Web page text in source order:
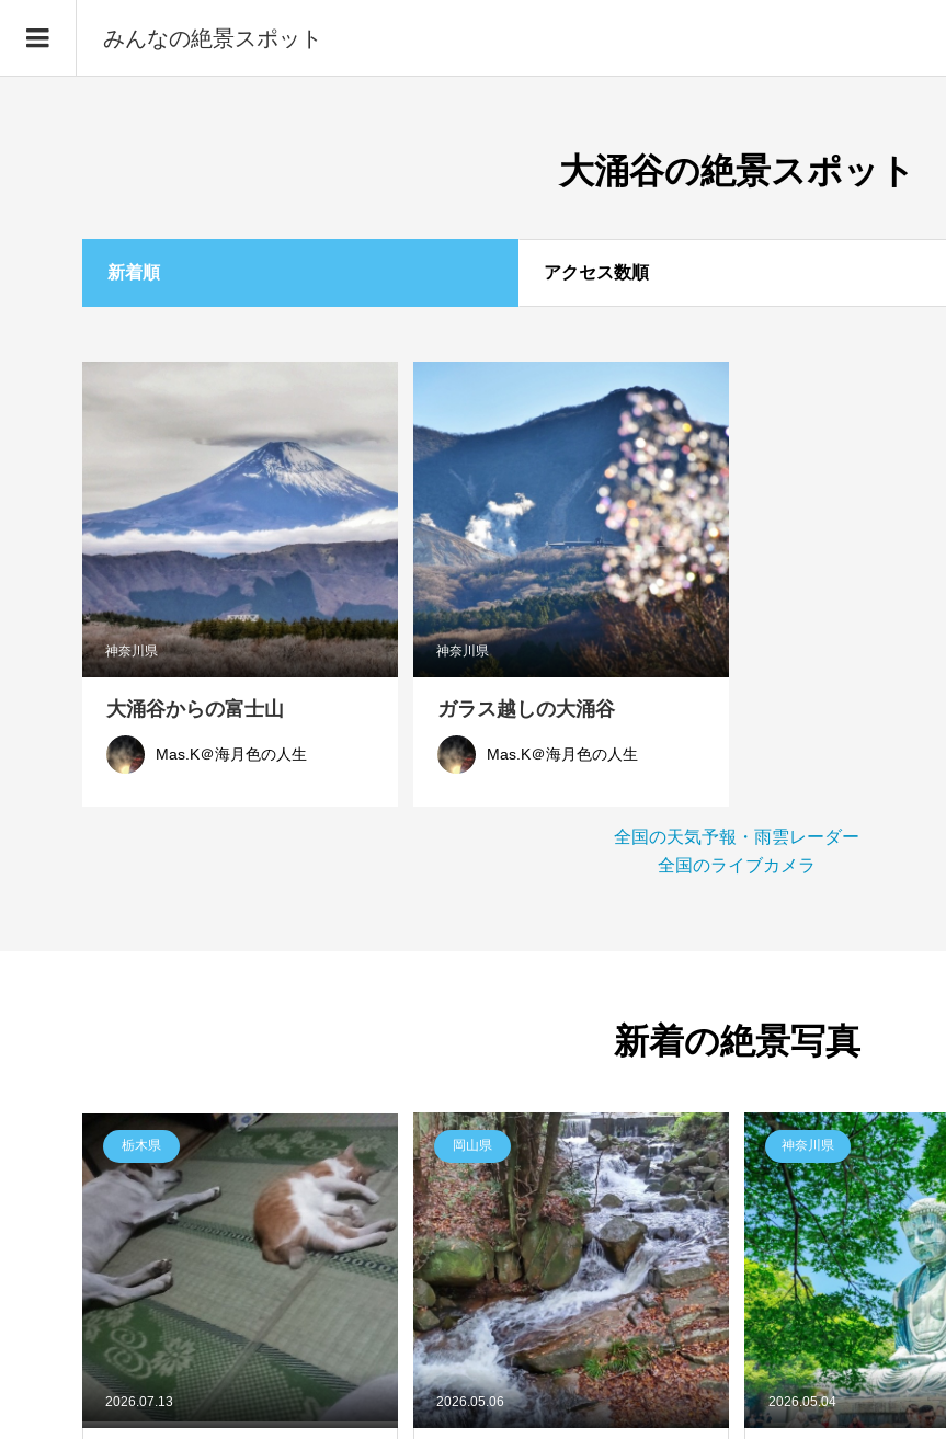
みんなの絶景スポット
大涌谷の絶景スポット
新着順 アクセス数順
神奈川県
大涌谷からの富士山
Mas.K＠海月色の人生
神奈川県
ガラス越しの大涌谷
Mas.K＠海月色の人生
全国の天気予報・雨雲レーダー
全国のライブカメラ
新着の絶景写真
2026.07.13
栃木県
2026.05.06
岡山県
2026.05.04
神奈川県